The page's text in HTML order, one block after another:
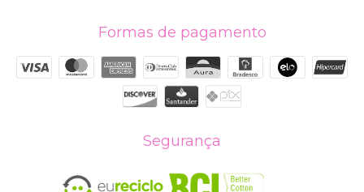
Formas de pagamento
Segurança